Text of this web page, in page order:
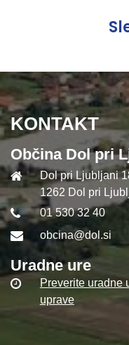
KONTAKT
Občina Dol pri
Dol pri Ljubljani
1262 Dol pri
01 530 32 40
obcina@dol.si
Uradne ure
Preverite uradne
uprave